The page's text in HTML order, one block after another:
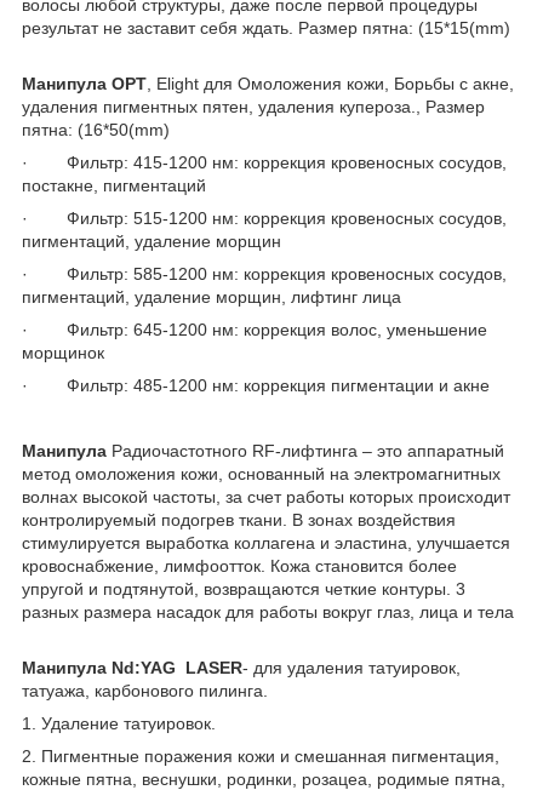
волосы любой структуры, даже после первой процедуры
результат не заставит себя ждать. Размер пятна: (15*15(mm)
Манипула OPT , Elight для Омоложения кожи, Борьбы с акне,
удаления пигментных пятен, удаления купероза., Размер
пятна: (16*50(mm)
· Фильтр: 415-1200 нм: коррекция кровеносных сосудов,
постакне, пигментаций
· Фильтр: 515-1200 нм: коррекция кровеносных сосудов,
пигментаций, удаление морщин
· Фильтр: 585-1200 нм: коррекция кровеносных сосудов,
пигментаций, удаление морщин, лифтинг лица
· Фильтр: 645-1200 нм: коррекция волос, уменьшение
морщинок
· Фильтр: 485-1200 нм: коррекция пигментации и акне
Манипула Радиочастотного RF-лифтинга – это аппаратный
метод омоложения кожи, основанный на электромагнитных
волнах высокой частоты, за счет работы которых происходит
контролируемый подогрев ткани. В зонах воздействия
стимулируется выработка коллагена и эластина, улучшается
кровоснабжение, лимфоотток. Кожа становится более
упругой и подтянутой, возвращаются четкие контуры. 3
разных размера насадок для работы вокруг глаз, лица и тела
Манипула Nd:YAG LASER- для удаления татуировок,
татуажа, карбонового пилинга.
1. Удаление татуировок.
2. Пигментные поражения кожи и смешанная пигментация,
кожные пятна, веснушки, родинки, розацеа, родимые пятна,